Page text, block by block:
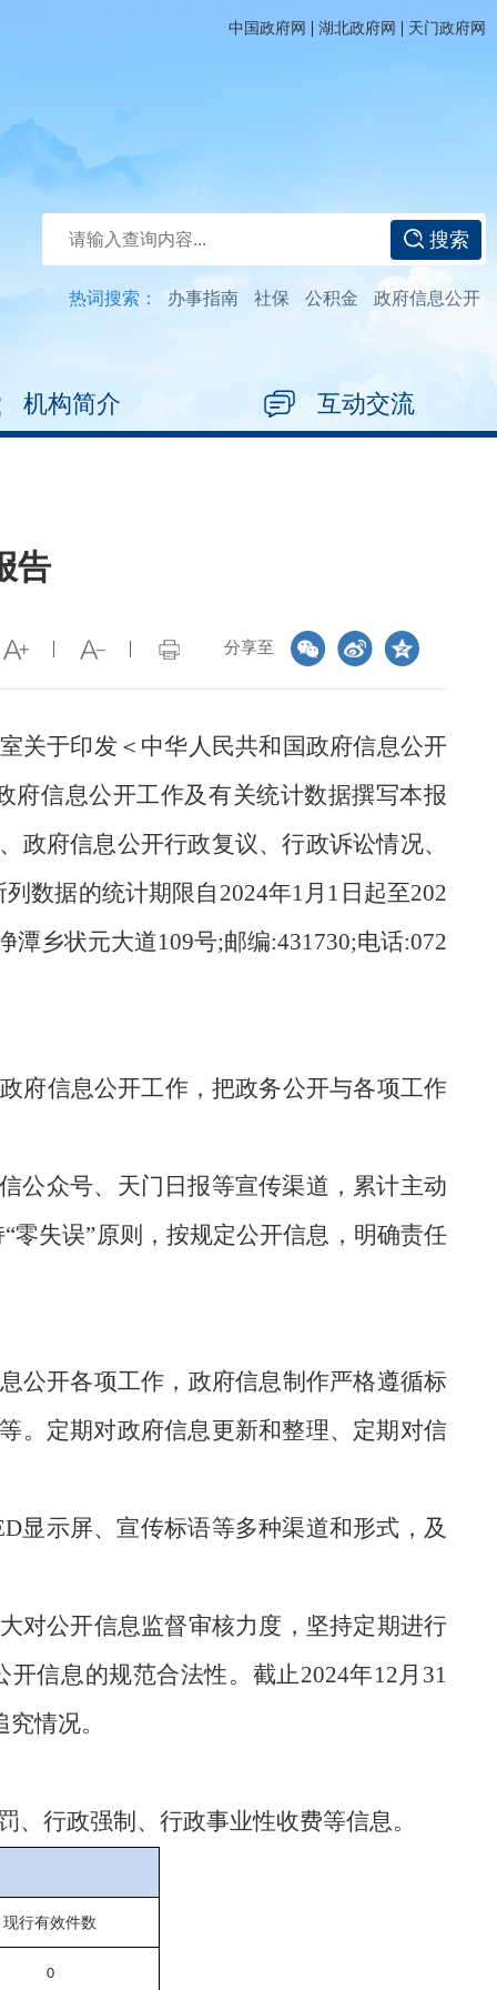
中国政府网 | 湖北政府网 | 天门政府网
搜索
热词搜索： 办事指南 社保 公积金 政府信息公开
机构简介 互动交流
告
分享至
关于印发＜中华人民共和国政府信息公开
府信息公开工作及有关统计数据撰写本报
府信息公开行政复议、行政诉讼情况、
数据的统计期限自2024年1月1日起至202
乡状元大道109号;邮编:431730;电话:072
府信息公开工作，把政务公开与各项工作
公众号、天门日报等宣传渠道，累计主动
零失误”原则，按规定公开信息，明确责任
公开各项工作 ， 政府信息制作严格遵循标
。定期对政府信息更新和整理、定期对信
显示屏、宣传标语等多种渠道和形式，及
对公开信息监督审核力度，坚持定期进行
开信息的规范合法性。截止2024年12月31
情况。
行政强制、行政事业性收费等信息。
现行有效件数
0